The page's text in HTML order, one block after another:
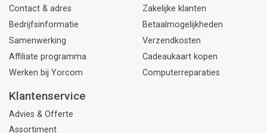
Contact & adres
Bedrijfsinformatie
Samenwerking
Affiliate programma
Werken bij Yorcom
Zakelijke klanten
Betaalmogelijkheden
Verzendkosten
Cadeaukaart kopen
Computerreparaties
Klantenservice
Advies & Offerte
Assortiment